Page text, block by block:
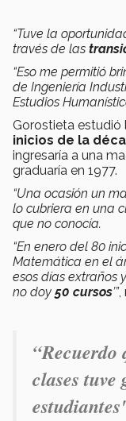
“Tuve la
través de las
“Eso me permitió
de Ingeniería
Estudios
Gorostieta estudió
inicios de la
ingresaría a una
graduaría en 1977.
“Una ocasión un
lo cubriera en una
que no conocía.
“En enero del 80
Matemática en el
esos días extraños
no doy 50 cursos’”,
“Recuerdo
clases tuve